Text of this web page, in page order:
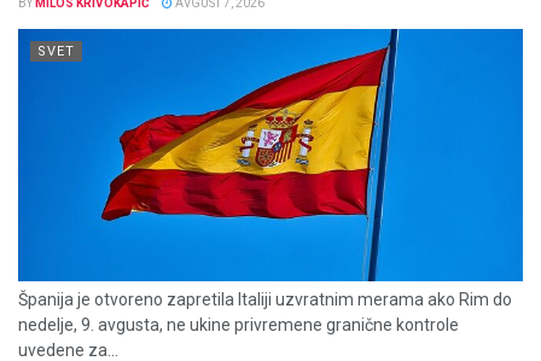
BY MILOS KRIVOKAPIĆ AVGUST 7, 2026
SVET
Španija je otvoreno zapretila Italiji uzvratnim merama ako Rim do
nedelje, 9. avgusta, ne ukine privremene granične kontrole
uvedene za...